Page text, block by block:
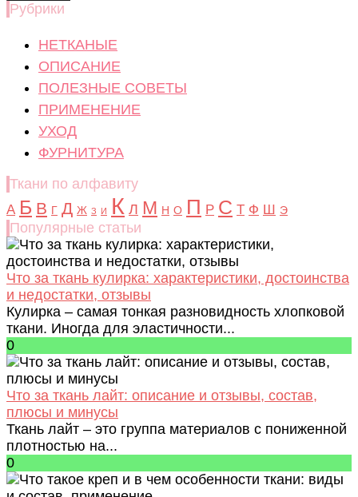
Рубрики
НЕТКАНЫЕ
ОПИСАНИЕ
ПОЛЕЗНЫЕ СОВЕТЫ
ПРИМЕНЕНИЕ
УХОД
ФУРНИТУРА
Ткани по алфавиту
А Б В Г Д Ж З И К Л М Н О П Р С Т Ф Ш Э
Популярные статьи
Что за ткань кулирка: характеристики, достоинства
и недостатки, отзывы
Кулирка – самая тонкая разновидность хлопковой
ткани. Иногда для эластичности...
0
Что за ткань лайт: описание и отзывы, состав,
плюсы и минусы
Ткань лайт – это группа материалов с пониженной
плотностью на...
0